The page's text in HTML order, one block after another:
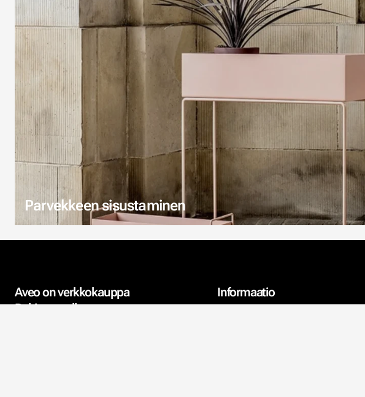
Parvekkeen sisustaminen
Aveo on verkkokauppa
Pohjanmaalla
Informaatio